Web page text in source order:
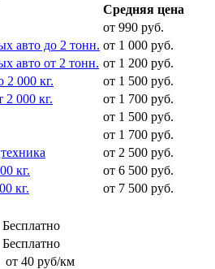
Средняя цена
от 990 руб.
авто до 2 тонн. от 1 000 руб.
авто от 2 тонн. от 1 200 руб.
000 кг.
от 1 500 руб.
000 кг.
от 1 700 руб.
от 1 500 руб.
от 1 700 руб.
от 2 500 руб.
кг.
от 6 500 руб.
кг.
от 7 500 руб.
Бесплатно
Бесплатно
от 40 руб/км